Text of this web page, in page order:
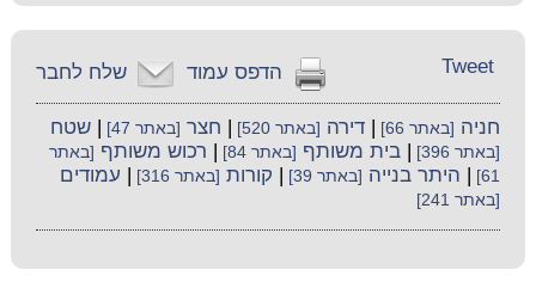
שלח לחבר הדפס עמוד Tweet
חניה [באתר 66] |דירה [באתר 520] חצר [באתר 47] |שטח
[באתר 396] |בית משותף [באתר 84] רכוש משותף [באתר
61]
היתר בנייה [באתר 39] קורות [באתר 316] עמודים
[באתר 241]